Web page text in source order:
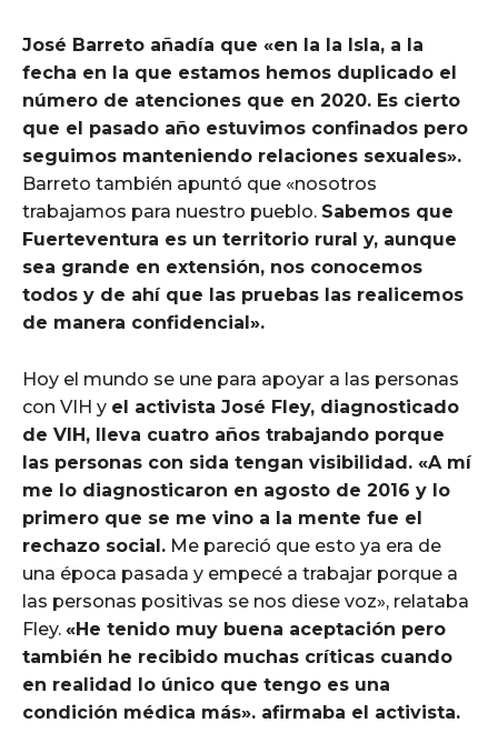
José Barreto añadía que «en la la Isla, a la
fecha en la que estamos hemos duplicado el
número de atenciones que en 2020. Es cierto
que el pasado año estuvimos confinados pero
seguimos manteniendo relaciones sexuales».
Barreto también apuntó que «nosotros
trabajamos para nuestro pueblo. Sabemos que
Fuerteventura es un territorio rural y, aunque
sea grande en extensión, nos conocemos
todos y de ahí que las pruebas las realicemos
de manera confidencial».
Hoy el mundo se une para apoyar a las personas
con VIH y el activista José Fley, diagnosticado
de VIH, lleva cuatro años trabajando porque
las personas con sida tengan visibilidad. «A mí
me lo diagnosticaron en agosto de 2016 y lo
primero que se me vino a la mente fue el
rechazo social. Me pareció que esto ya era de
una época pasada y empecé a trabajar porque a
las personas positivas se nos diese voz», relataba
Fley. «He tenido muy buena aceptación pero
también he recibido muchas críticas cuando
en realidad lo único que tengo es una
condición médica más». afirmaba el activista.